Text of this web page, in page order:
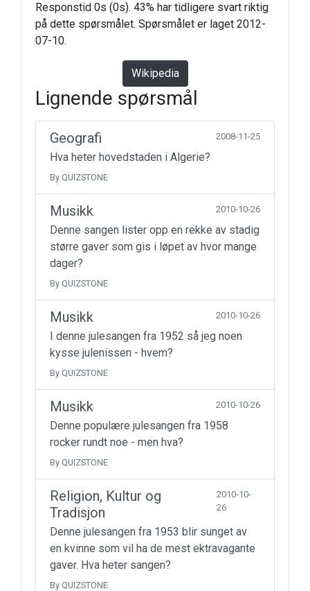
Responstid 0s (0s). 43% har tidligere svart riktig
på dette spørsmålet. Spørsmålet er laget 2012-
07-10.
Wikipedia
Lignende spørsmål
Geografi 2008-11-25
Hva heter hovedstaden i Algerie?
By QUIZSTONE
Musikk 2010-10-26
Denne sangen lister opp en rekke av stadig
større gaver som gis i løpet av hvor mange
dager?
By QUIZSTONE
Musikk 2010-10-26
I denne julesangen fra 1952 så jeg noen
kysse julenissen - hvem?
By QUIZSTONE
Musikk 2010-10-26
Denne populære julesangen fra 1958
rocker rundt noe - men hva?
By QUIZSTONE
Religion, Kultur og
Tradisjon
2010-10-
26
Denne julesangen fra 1953 blir sunget av
en kvinne som vil ha de mest ektravagante
gaver. Hva heter sangen?
By QUIZSTONE